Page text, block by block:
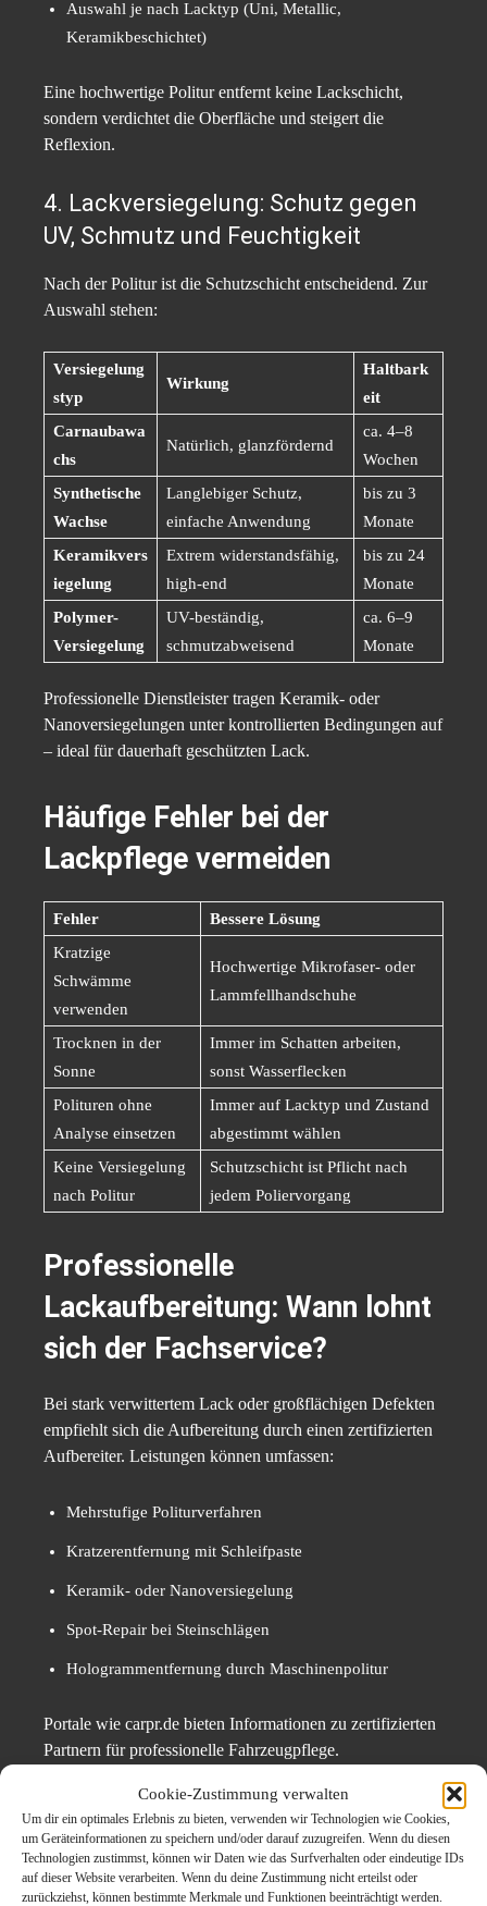
Cookie-Zustimmung verwalten
Um dir ein optimales Erlebnis zu bieten, verwenden wir Technologien wie Cookies,
um Geräteinformationen zu speichern und/oder darauf zuzugreifen. Wenn du diesen
Technologien zustimmst, können wir Daten wie das Surfverhalten oder eindeutige IDs
auf dieser Website verarbeiten. Wenn du deine Zustimmung nicht erteilst oder
zurückziehst, können bestimmte Merkmale und Funktionen beeinträchtigt werden.
Auswahl je nach Lacktyp (Uni, Metallic,
Keramikbeschichtet)
Eine hochwertige Politur entfernt keine Lackschicht,
sondern verdichtet die Oberfläche und steigert die
Reflexion.
4. Lackversiegelung: Schutz gegen
UV, Schmutz und Feuchtigkeit
Nach der Politur ist die Schutzschicht entscheidend. Zur
Auswahl stehen:
Versiegelung
styp
Wirkung
Haltbark
eit
Carnaubawa
chs
Natürlich, glanzfördernd
ca. 4–8
Wochen
Synthetische
Wachse
Langlebiger Schutz,
einfache Anwendung
bis zu 3
Monate
Keramikvers
iegelung
Extrem widerstandsfähig,
high-end
bis zu 24
Monate
Polymer-
Versiegelung
UV-beständig,
schmutzabweisend
ca. 6–9
Monate
Professionelle Dienstleister tragen Keramik- oder
Nanoversiegelungen unter kontrollierten Bedingungen auf
– ideal für dauerhaft geschützten Lack.
Häufige Fehler bei der
Lackpflege vermeiden
Fehler
Bessere Lösung
Kratzige
Schwämme
verwenden
Hochwertige Mikrofaser- oder
Lammfellhandschuhe
Trocknen in der
Sonne
Immer im Schatten arbeiten,
sonst Wasserflecken
Polituren ohne
Analyse einsetzen
Immer auf Lacktyp und Zustand
abgestimmt wählen
Keine Versiegelung
nach Politur
Schutzschicht ist Pflicht nach
jedem Poliervorgang
Professionelle
Lackaufbereitung: Wann lohnt
sich der Fachservice?
Bei stark verwittertem Lack oder großflächigen Defekten
empfiehlt sich die Aufbereitung durch einen zertifizierten
Aufbereiter. Leistungen können umfassen:
Mehrstufige Politurverfahren
Kratzerentfernung mit Schleifpaste
Keramik- oder Nanoversiegelung
Spot-Repair bei Steinschlägen
Hologrammentfernung durch Maschinenpolitur
Portale wie carpr.de bieten Informationen zu zertifizierten
Partnern für professionelle Fahrzeugpflege.
Lackpflege bei Leasing- oder
Verkaufsabsicht